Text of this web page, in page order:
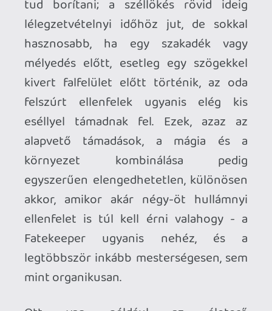
rugalmatlan rendszer ugyanis elég
kontraproduktív úgy, hogy közben
semmilyen egyéb módon nem lehet
kompenzálni az így orvosolatlanul
maradt gyengeségeket.
Azokat pedig könyörtelenül kihasználja
minden ellenfél, a túlerővel szemben,
nyílt harcban boldogulni ugyanis kínzóan
nehéz, és agyonnyom nem csak a
stamina menedzselésre való fókuszálás,
az önmagában szinte semmiféle
sebzéssel nem rendelkező
mágiahasználat, de a következetlen
támadó animációk is, ahol nehéz érezni,
meddig is ér el az ellenfél fegyvere, és mi
az ideális pillanat a sikeres hárításhoz,
ami a legjobban a kevésbe bossharcban
csúcsosodik ki, ami receptre felírt alt+f4.